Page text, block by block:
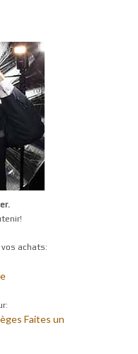
achats:
Faites un